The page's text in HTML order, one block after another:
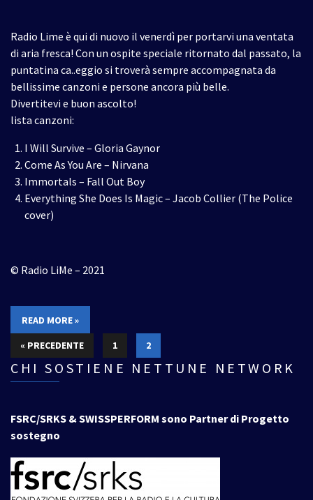
Radio Lime è qui di nuovo il venerdì per portarvi una ventata
di aria fresca! Con un ospite speciale ritornato dal passato, la
puntatina ca..eggio si troverà sempre accompagnata da
bellissime canzoni e persone ancora più belle.
Divertitevi e buon ascolto!
lista canzoni:
I Will Survive – Gloria Gaynor
Come As You Are – Nirvana
Immortals – Fall Out Boy
Everything She Does Is Magic – Jacob Collier (The Police
cover)
© Radio LiMe – 2021
READ MORE »
« PRECEDENTE
1 2
CHI SOSTIENE NETTUNE NETWORK
FSRC/SRKS & SWISSPERFORM sono Partner di Progetto
sostegno